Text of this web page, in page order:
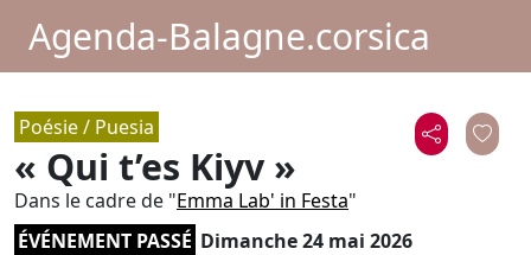
Agenda-Balagne.corsica
Poésie / Puesia
« Qui t’es Kiyv »
Dans le cadre de "Emma Lab' in Festa"
ÉVÉNEMENT PASSÉ Dimanche 24 mai 2026